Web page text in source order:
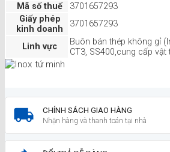
Mã số thuế
3701657293
Giấy phép
kinh doanh
3701657293
Linh vực
Buôn bán thép không gỉ
CT3, SS400,cung cấp vật
CHÍNH SÁCH GIAO HÀNG
Nhận hàng và thanh toán tại nhà